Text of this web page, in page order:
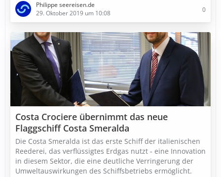
Philippe seereisen.de
29. Oktober 2019 um 10:08
0
Costa Crociere übernimmt das neue
Flaggschiff Costa Smeralda
Die Costa Smeralda ist das erste Schiff der italienischen
Reederei, das verflüssigtes Erdgas nutzt - eine Innovation
in diesem Sektor, die eine deutliche Verringerung der
Umweltauswirkungen des Schiffsbetriebs ermöglicht.